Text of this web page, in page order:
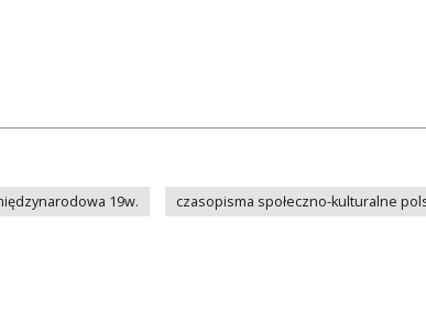
19w. czasopisma społeczno-kulturalne